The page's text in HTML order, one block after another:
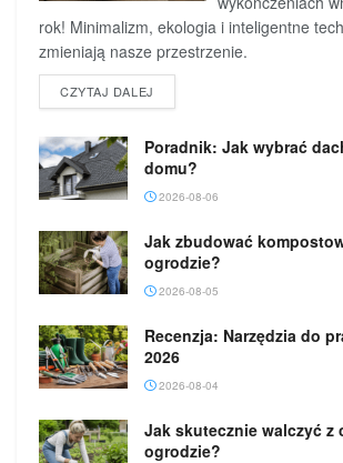
rok! Minimalizm, ekologia i inteligentne
zmieniają nasze przestrzenie.
CZYTAJ DALEJ
Poradnik: Jak wybrać
domu?
2026-08-06
Jak zbudować
ogrodzie?
2026-08-05
Recenzja: Narzędzia do
2026
2026-08-04
Jak skutecznie walczyć z
ogrodzie?